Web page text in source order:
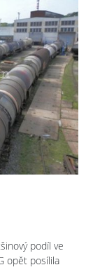
podíl ve
opět posílila